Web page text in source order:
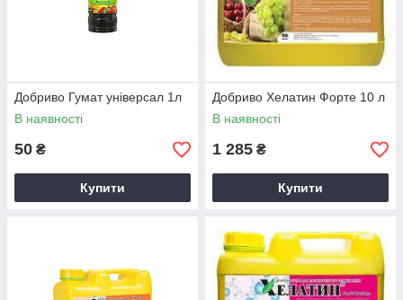
Добриво Гумат універсал 1л
В наявності
50 ₴
Купити
Добриво Хелатин Форте 10 л
В наявності
1 285 ₴
Купити